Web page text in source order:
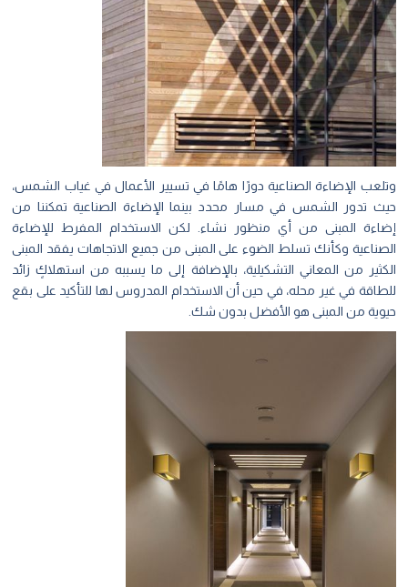
وتلعب الإضاءة الصناعية دورًا هامًا في تسيير الأعمال في غياب الشمس،
حيث تدور الشمس في مسار محدد بينما الإضاءة الصناعية تمكننا من
إضاءة المبنى من أي منظور نشاء. لكن الاستخدام المفرط للإضاءة
الصناعية وكأنك تسلط الضوء على المبنى من جميع الاتجاهات يفقد المبنى
الكثير من المعاني التشكيلية، بالإضافة إلى ما يسببه من استهلاكٍ زائد
للطاقة في غير محله، في حين أن الاستخدام المدروس لها للتأكيد على بقع
حيوية من المبنى هو الأفضل بدون شك.